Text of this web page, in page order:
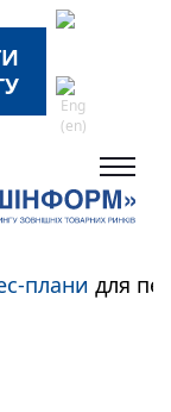
планидля